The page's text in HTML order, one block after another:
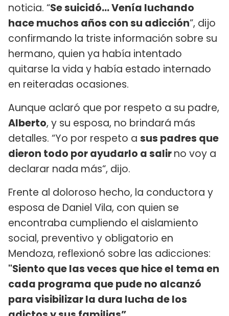
noticia. “Se suicidó… Venía luchando
hace muchos años con su adicción”, dijo
confirmando la triste información sobre su
hermano, quien ya había intentado
quitarse la vida y había estado internado
en reiteradas ocasiones.
Aunque aclaró que por respeto a su padre,
Alberto, y su esposa, no brindará más
detalles. “Yo por respeto a sus padres que
dieron todo por ayudarlo a salirno voy a
declarar nada más“, dijo.
Frente al doloroso hecho, la conductora y
esposa de Daniel Vila, con quien se
encontraba cumpliendo el aislamiento
social, preventivo y obligatorio en
Mendoza, reflexionó sobre las adicciones:
"Siento que las veces que hice el tema en
cada programa que pude no alcanzó
para visibilizar la dura lucha de los